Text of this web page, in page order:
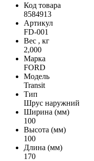
Код товара
8584913
Артикул
FD-001
Вес , кг
2,000
Марка
FORD
Модель
Transit
Тип
Шрус наружний
Ширина (мм)
100
Высота (мм)
100
Длина (мм)
170